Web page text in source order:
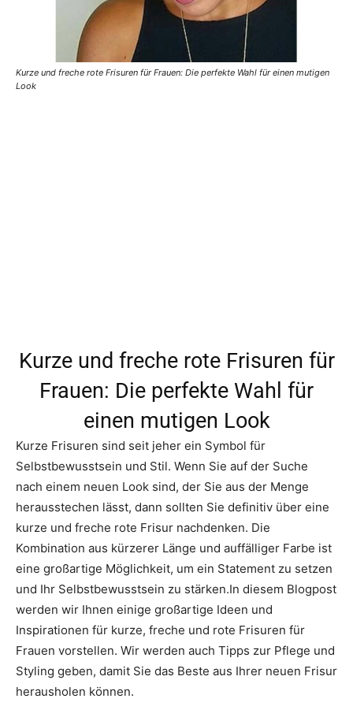
Kurze und freche rote Frisuren für Frauen: Die perfekte Wahl für einen mutigen
Look
Kurze und freche rote Frisuren für
Frauen: Die perfekte Wahl für
einen mutigen Look
Kurze Frisuren sind seit jeher ein Symbol für
Selbstbewusstsein und Stil. Wenn Sie auf der Suche
nach einem neuen Look sind, der Sie aus der Menge
herausstechen lässt, dann sollten Sie definitiv über eine
kurze und freche rote Frisur nachdenken. Die
Kombination aus kürzerer Länge und auffälliger Farbe ist
eine großartige Möglichkeit, um ein Statement zu setzen
und Ihr Selbstbewusstsein zu stärken.In diesem Blogpost
werden wir Ihnen einige großartige Ideen und
Inspirationen für kurze, freche und rote Frisuren für
Frauen vorstellen. Wir werden auch Tipps zur Pflege und
Styling geben, damit Sie das Beste aus Ihrer neuen Frisur
herausholen können.